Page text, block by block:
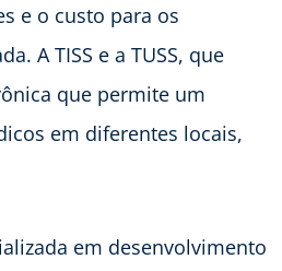
e o custo para os
A TISS e a TUSS, que
que permite um
em diferentes locais,
em desenvolvimento